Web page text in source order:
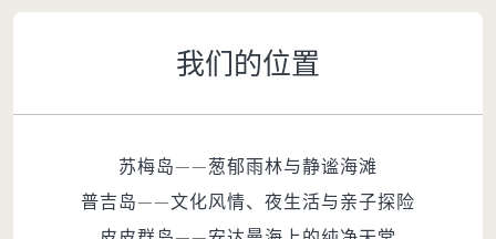
我们的位置
苏梅岛——葱郁雨林与静谧海滩
普吉岛——文化风情、夜生活与亲子探险